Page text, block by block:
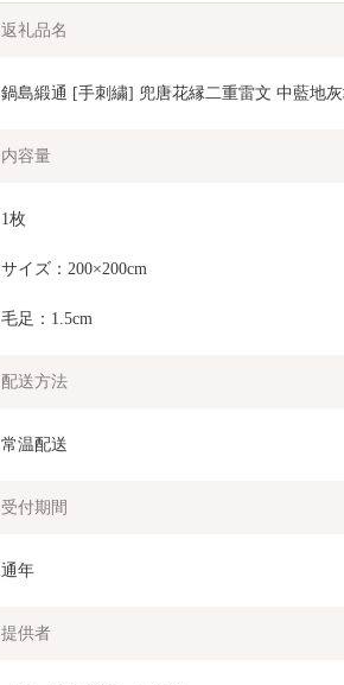
返礼品名
鍋島緞通 [手刺繍] 兜唐花縁二重雷文 中藍地灰
内容量
1枚
サイズ：200×200cm
毛足：1.5cm
配送方法
常温配送
受付期間
通年
提供者